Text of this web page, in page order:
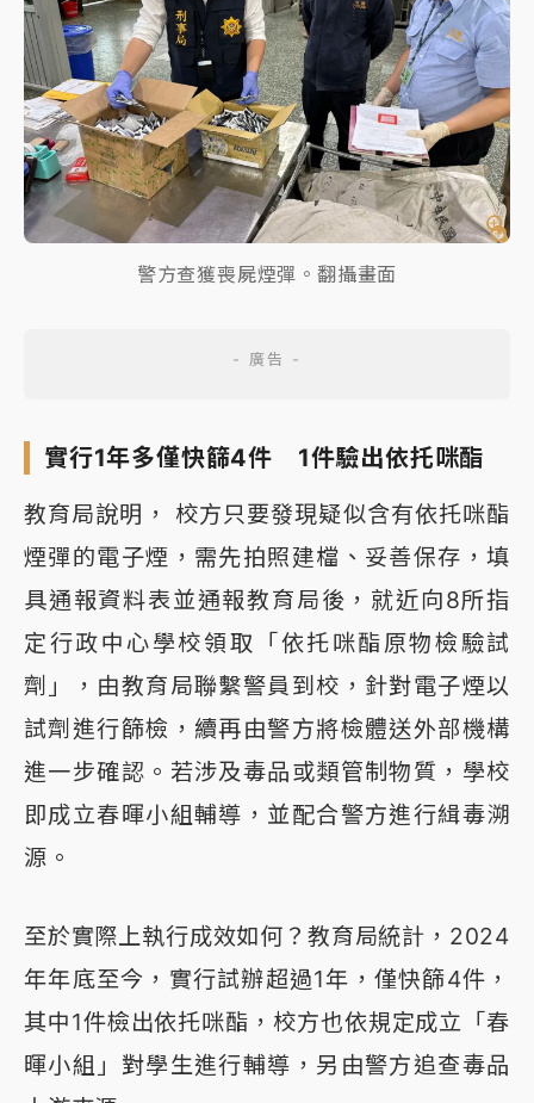
警方查獲喪屍煙彈。翻攝畫面
實行1年多僅快篩4件 1件驗出依托咪酯
教育局說明， 校方只要發現疑似含有依托咪酯
煙彈的電子煙，需先拍照建檔、妥善保存，填
具通報資料表並通報教育局後，就近向8所指
定行政中心學校領取「依托咪酯原物檢驗試
劑」，由教育局聯繫警員到校，針對電子煙以
試劑進行篩檢，續再由警方將檢體送外部機構
進一步確認。若涉及毒品或類管制物質，學校
即成立春暉小組輔導，並配合警方進行緝毒溯
源。
至於實際上執行成效如何？教育局統計，2024
年年底至今，實行試辦超過1年，僅快篩4件，
其中1件檢出依托咪酯，校方也依規定成立「春
暉小組」對學生進行輔導，另由警方追查毒品